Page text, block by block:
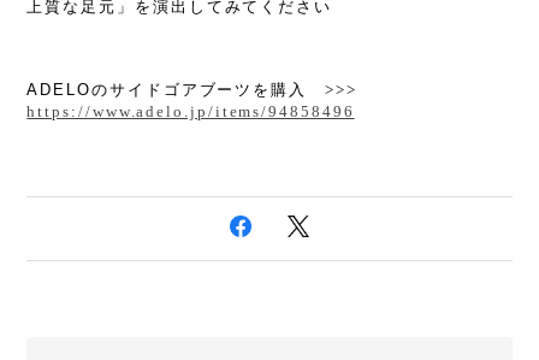
上質な足元」を演出してみてください
ADELOのサイドゴアブーツを購入
>>>
https://www.adelo.jp/items/94858496